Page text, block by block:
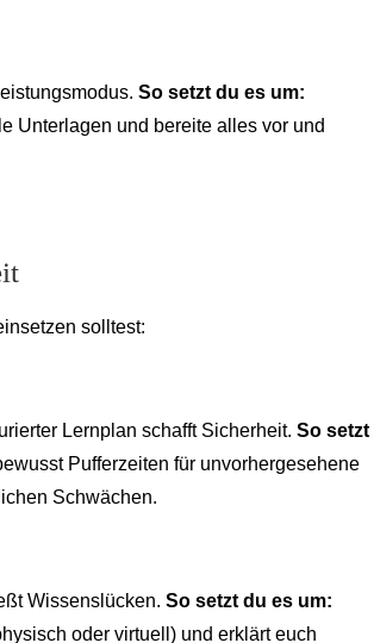
So setzt du es um:
Unterlagen und bereite alles vor und
solltest:
Lernplan schafft Sicherheit. So setzt
Pufferzeiten für unvorhergesehene
Schwächen.
Wissenslücken. So setzt du es um:
oder virtuell) und erklärt euch